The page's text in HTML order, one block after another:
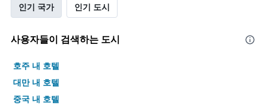
인기 국가 인기 도시
사용자들이 검색하는 도시
호주 내 호텔
대만 내 호텔
중국 내 호텔